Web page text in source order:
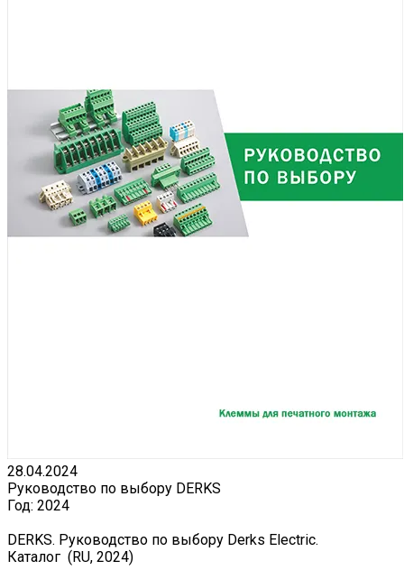
28.04.2024
Руководство по выбору DERKS
Год: 2024
DERKS. Руководство по выбору Derks Electric.
Каталог (RU, 2024)